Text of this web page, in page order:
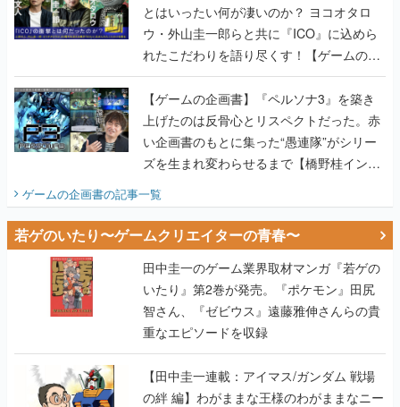
とはいったい何が凄いのか？ ヨコオタロ
ウ・外山圭一郎らと共に『ICO』に込めら
れたこだわりを語り尽くす！【ゲームの企
画書】
【ゲームの企画書】『ペルソナ3』を築き
上げたのは反骨心とリスペクトだった。赤
い企画書のもとに集った“愚連隊”がシリー
ズを生まれ変わらせるまで【橋野桂インタ
ゲームの企画書の記事一覧
若ゲのいたり〜ゲームクリエイターの青春〜
田中圭一のゲーム業界取材マンガ『若ゲの
いたり』第2巻が発売。『ポケモン』田尻
智さん、『ゼビウス』遠藤雅伸さんらの貴
重なエピソードを収録
【田中圭一連載：アイマス/ガンダム 戦場
の絆 編】わがままな王様のわがままなニー